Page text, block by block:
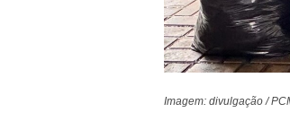
Imagem: divulgação /